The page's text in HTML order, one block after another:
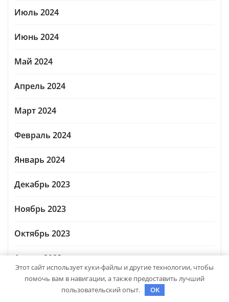
Июль 2024
Июнь 2024
Май 2024
Апрель 2024
Март 2024
Февраль 2024
Январь 2024
Декабрь 2023
Ноябрь 2023
Октябрь 2023
Август 2023
Март 2023
Этот сайт использует куки-файлы и другие технологии, чтобы
помочь вам в навигации, а также предоставить лучший
пользовательский опыт.
OK